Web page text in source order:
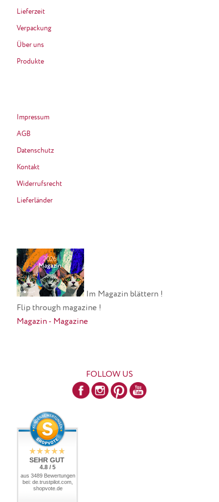
Lieferzeit
Verpackung
Über uns
Produkte
Impressum
AGB
Datenschutz
Kontakt
Widerrufsrecht
Lieferländer
Im Magazin blättern !
Flip through magazine !
Magazin - Magazine
FOLLOW US
SEHR GUT
4.8 / 5
aus 3489 Bewertungen
bei: de.trustpilot.com,
shopvote.de